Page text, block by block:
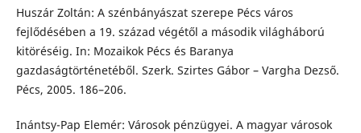
Huszár Zoltán: A szénbányászat szerepe Pécs város
fejlődésében a 19. század végétől a második világháború
kitöréséig. In: Mozaikok Pécs és Baranya
gazdaságtörténetéből. Szerk. Szirtes Gábor – Vargha Dezső.
Pécs, 2005. 186–206.
Inántsy-Pap Elemér: Városok pénzügyei. A magyar városok